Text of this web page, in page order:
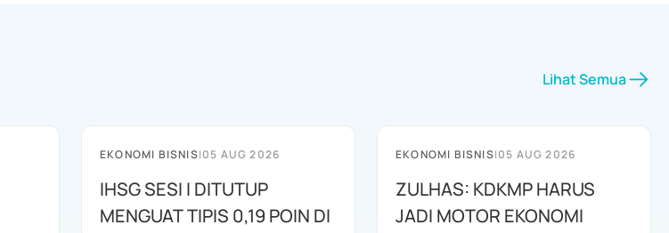
Lihat Semua
EKONOMI BISNIS|05 AUG 2026
IHSG SESI I DITUTUP
MENGUAT TIPIS 0,19 POIN DI
EKONOMI BISNIS|05 AUG 2026
ZULHAS: KDKMP HARUS
JADI MOTOR EKONOMI